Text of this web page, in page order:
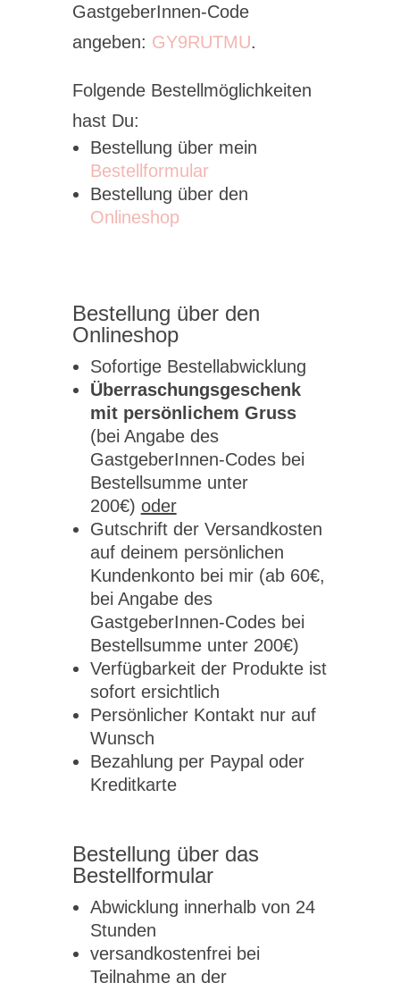
GastgeberInnen-Code
angeben: GY9RUTMU.
Folgende Bestellmöglichkeiten
hast Du:
Bestellung über mein
Bestellformular
Bestellung über den
Onlineshop
Bestellung über den
Onlineshop
Sofortige Bestellabwicklung
Überraschungsgeschenk
mit persönlichem Gruss
(bei Angabe des
GastgeberInnen-Codes bei
Bestellsumme unter
200€) oder
Gutschrift der Versandkosten
auf deinem persönlichen
Kundenkonto bei mir (ab 60€,
bei Angabe des
GastgeberInnen-Codes bei
Bestellsumme unter 200€)
Verfügbarkeit der Produkte ist
sofort ersichtlich
Persönlicher Kontakt nur auf
Wunsch
Bezahlung per Paypal oder
Kreditkarte
Bestellung über das
Bestellformular
Abwicklung innerhalb von 24
Stunden
versandkostenfrei bei
Teilnahme an der